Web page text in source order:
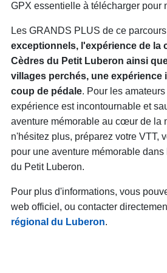
GPX essentielle à télécharger pour
Les GRANDS PLUS de ce
exceptionnels, l'expérience de la
Cèdres du Petit Luberon ainsi
villages perchés, une expérience
coup de pédale. Pour les
expérience est incontournable et
aventure mémorable au cœur de la
n'hésitez plus, préparez votre VTT,
pour une aventure mémorable
du Petit Luberon.
Pour plus d'informations, vous
web officiel, ou contacter
régional du Luberon.